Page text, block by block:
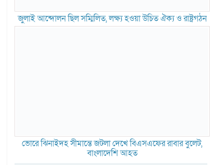
জুলাই আন্দোলন ছিল সম্মিলিত, লক্ষ্য হওয়া উচিত ঐক্য ও রাষ্ট্রগঠন
ভোরে ঝিনাইদহ সীমান্তে জটলা দেখে বিএসএফের রাবার বুলেট,
বাংলাদেশি আহত